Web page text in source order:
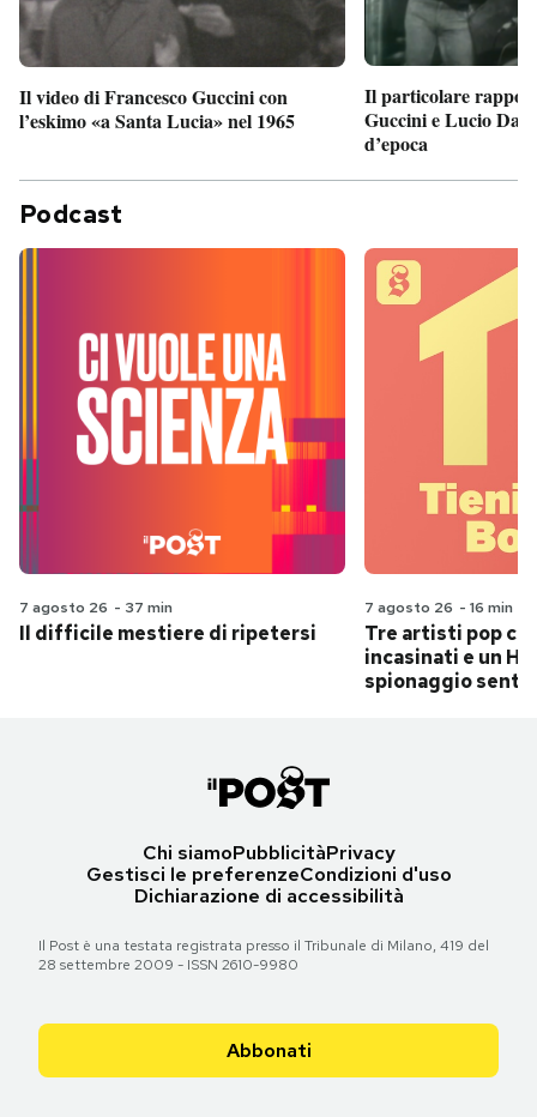
Il video di Francesco Guccini con
l’eskimo «a Santa Lucia» nel 1965
Il particolare
Guccini e Lucio
d’epoca
Podcast
7 agosto 26 - 37 min
Il difficile mestiere di ripetersi
7 agosto 26 - 16 min
Tre artisti pop
incasinati e un
spionaggio
Chi siamoPubblicitàPrivacy
Gestisci le preferenzeCondizioni d'uso
Dichiarazione di accessibilità
Il Post è una testata registrata presso il Tribunale di Milano, 419 del
28 settembre 2009 - ISSN 2610-9980
Abbonati